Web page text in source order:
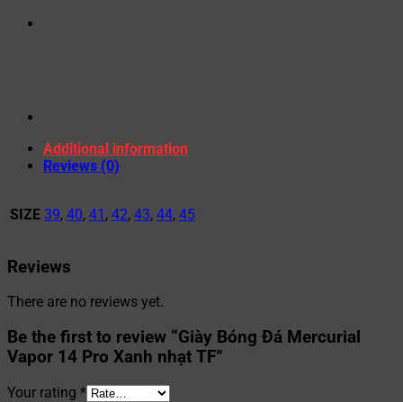
Additional information
Reviews (0)
SIZE 39, 40, 41 , 42, 43, 44, 45
Reviews
There are no reviews yet.
Be the first to review “Giày Bóng Đá Mercurial
Vapor 14 Pro Xanh nhạt TF”
Your rating *